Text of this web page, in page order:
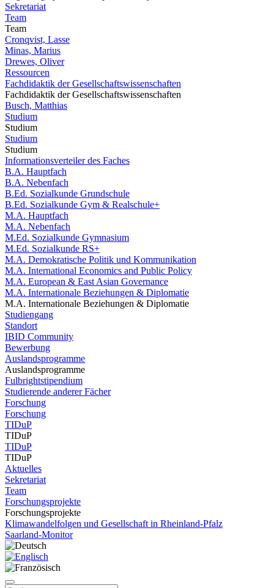
Sekretariat
Team
Team
Cronqvist, Lasse
Minas, Marius
Drewes, Oliver
Ressourcen
Fachdidaktik der Gesellschaftswissenschaften
Fachdidaktik der Gesellschaftswissenschaften
Busch, Matthias
Studium
Studium
Studium
Studium
Informationsverteiler des Faches
B.A. Hauptfach
B.A. Nebenfach
B.Ed. Sozialkunde Grundschule
B.Ed. Sozialkunde Gym & Realschule+
M.A. Hauptfach
M.A. Nebenfach
M.Ed. Sozialkunde Gymnasium
M.Ed. Sozialkunde RS+
M.A. Demokratische Politik und Kommunikation
M.A. International Economics and Public Policy
M.A. European & East Asian Governance
M.A. Internationale Beziehungen & Diplomatie
M.A. Internationale Beziehungen & Diplomatie
Studiengang
Standort
IBID Community
Bewerbung
Auslandsprogramme
Auslandsprogramme
Fulbrightstipendium
Studierende anderer Fächer
Forschung
Forschung
TIDuP
TIDuP
TIDuP
TIDuP
Aktuelles
Sekretariat
Team
Forschungsprojekte
Forschungsprojekte
Klimawandelfolgen und Gesellschaft in Rheinland-Pfalz
Saarland-Monitor